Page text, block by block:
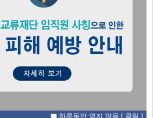
하루동안 열지 않음 [ 클릭 ]
1/1 이전으로
정지다음으로